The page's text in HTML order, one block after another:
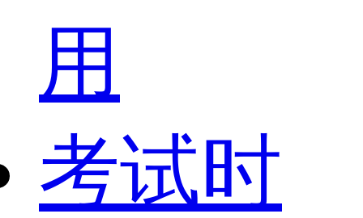
用
考试时